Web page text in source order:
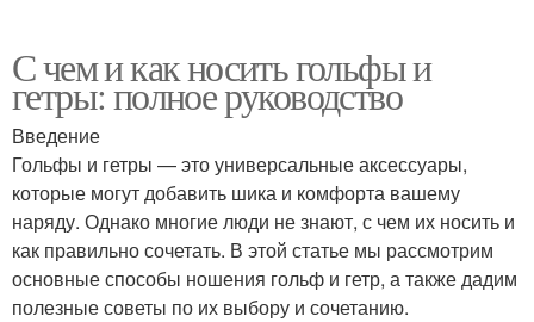
С чем и как носить гольфы и
гетры: полное руководство
Введение
Гольфы и гетры — это универсальные аксессуары,
которые могут добавить шика и комфорта вашему
наряду. Однако многие люди не знают, с чем их носить и
как правильно сочетать. В этой статье мы рассмотрим
основные способы ношения гольф и гетр, а также дадим
полезные советы по их выбору и сочетанию.